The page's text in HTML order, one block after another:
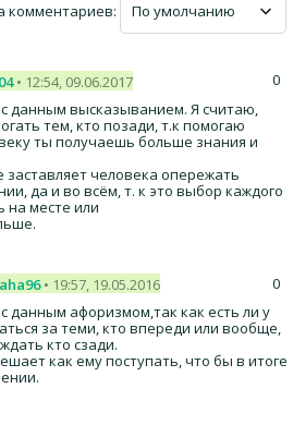
комментариев:
0
• 12:54, 09.06.2017
с данным высказыванием. Я считаю,
тем, кто позади, т.к помогаю
ты получаешь больше знания и
заставляет человека опережать
да и во всём, т. к это выбор каждого
на месте или
0
• 19:57, 19.05.2016
с данным афоризмом,так как есть ли у
за теми, кто впереди или вообще,
кто сзади.
как ему поступать, что бы в итоге